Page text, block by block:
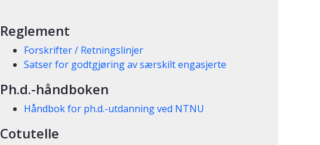
Reglement
Forskrifter / Retningslinjer
Satser for godtgjøring av særskilt engasjerte
Ph.d.-håndboken
Håndbok for ph.d.-utdanning ved NTNU
Cotutelle